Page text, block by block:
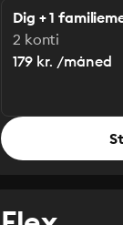
Dig + 1
2 konti
179 kr. /måned